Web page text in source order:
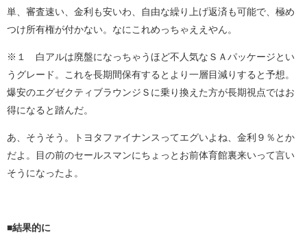
単、審査速い、金利も安いわ、自由な繰り上げ返済も可能で、極め
つけ所有権が付かない。なにこれめっちゃええやん。
※１ 白アルは廃盤になっちゃうほど不人気なＳＡパッケージとい
うグレード。これを長期間保有するとより一層目減りすると予想。
爆安のエグゼクティブラウンジＳに乗り換えた方が長期視点ではお
得になると踏んだ。
あ、そうそう。トヨタファイナンスってエグいよね、金利９％とか
だよ。目の前のセールスマンにちょっとお前体育館裏来いって言い
そうになったよ。
■結果的に